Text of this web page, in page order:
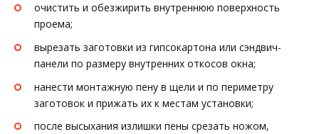
очистить и обезжирить внутреннюю поверхность
проема;
вырезать заготовки из гипсокартона или сэндвич-
панели по размеру внутренних откосов окна;
нанести монтажную пену в щели и по периметру
заготовок и прижать их к местам установки;
после высыхания излишки пены срезать ножом,